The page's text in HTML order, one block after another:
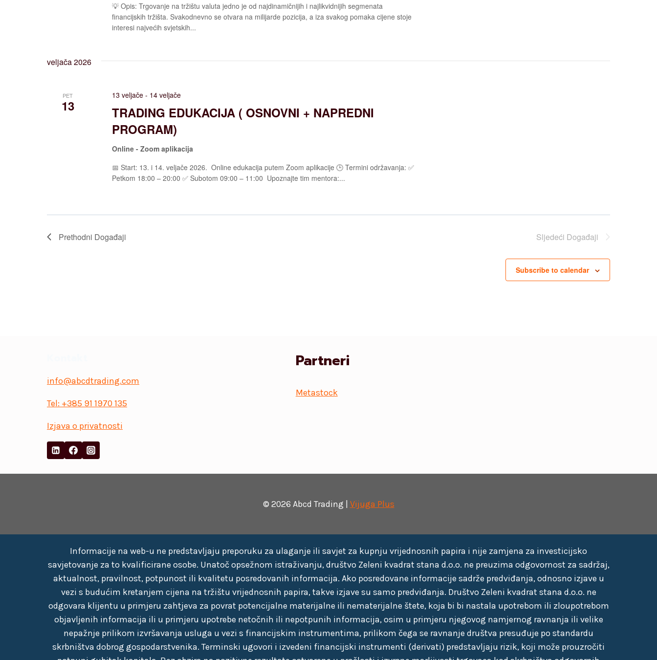
💡 Opis: Trgovanje na tržištu valuta jedno je od najdinamičnijih i najlikvidnijih segmenata
financijskih tržišta. Svakodnevno se otvara na milijarde pozicija, a iza svakog pomaka cijene stoje
interesi najvećih svjetskih...
veljača 2026
PET
13
TRADING EDUKACIJA ( OSNOVNI + NAPREDNI
PROGRAM)
13 veljače - 14 veljače
Online - Zoom aplikacija
📅 Start: 13. i 14. veljače 2026. ️ Online edukacija putem Zoom aplikacije 🕒 Termini održavanja: ✅
Petkom 18:00 – 20:00 ✅ Subotom 09:00 – 11:00 ‍ Upoznajte tim mentora:...
Prethodni Događaji Sljedeći Događaji
Subscribe to calendar
info@abcdtrading.com
Tel: +385 91 1970 135
Izjava o privatnosti
Partneri
Metastock
© 2026 Abcd Trading | Vijuga Plus
Informacije na web-u ne predstavljaju preporuku za ulaganje ili savjet za kupnju vrijednosnih papira i nije zamjena za investicijsko
savjetovanje za to kvalificirane osobe. Unatoč opsežnom istraživanju, društvo Zeleni kvadrat stana d.o.o. ne preuzima odgovornost za sadržaj,
aktualnost, pravilnost, potpunost ili kvalitetu posredovanih informacija. Ako posredovane informacije sadrže predviđanja, odnosno izjave u
vezi s budućim kretanjem cijena na tržištu vrijednosnih papira, takve izjave su samo predviđanja. Društvo Zeleni kvadrat stana d.o.o. ne
odgovara klijentu u primjeru zahtjeva za povrat potencijalne materijalne ili nematerijalne štete, koja bi bi nastala upotrebom ili zloupotrebom
objavljenih informacija ili u primjeru upotrebe netočnih ili nepotpunih informacija, osim u primjeru njegovog namjernog ravnanja ili velike
nepažnje prilikom izvršavanja usluga u vezi s financijskim instrumentima, prilikom čega se ravnanje društva presuđuje po standardu
skrbništva dobrog gospodarstvenika. Terminski ugovori i izvedeni financijski instrumenti (derivati) predstavljaju rizik, koji može prouzročiti